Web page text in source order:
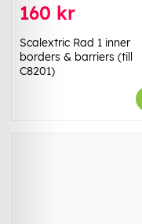
160 kr
Scalextric Rad 1 inner
borders & barriers (till
C8201)